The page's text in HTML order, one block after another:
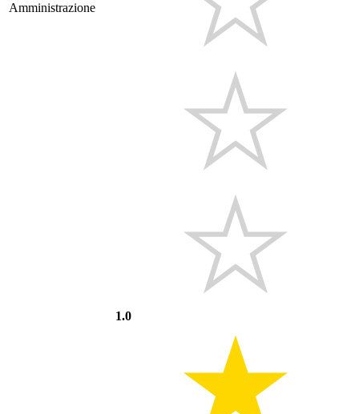
Amministrazione
1.0